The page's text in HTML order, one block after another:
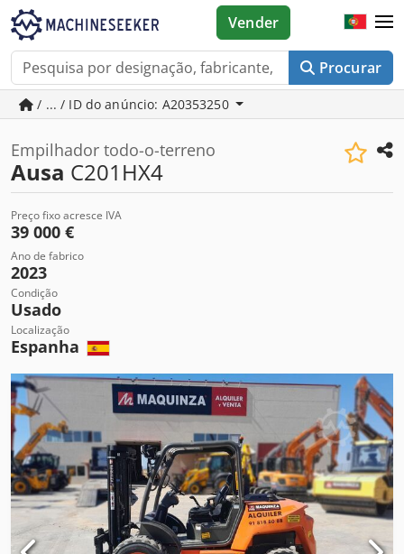
Procurar
Vender
/ ... / ID do anúncio: A20353250
Empilhador todo-o-terreno
Ausa C201HX4
Preço fixo acresce IVA
39 000 €
Ano de fabrico
2023
Condição
Usado
Localização
Espanha